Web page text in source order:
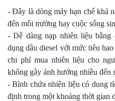
- Đây là dòng máy hạn chế khả
đến môi trường hay cuộc sống
- Dễ dàng nạp nhiên liệu bằng
dụng dầu diesel với mức tiêu
chi phí mua nhiên liệu cho
không gây ảnh hưởng nhiều đến
- Bình chứa nhiên liệu có dung
định trong một khoảng thời gian